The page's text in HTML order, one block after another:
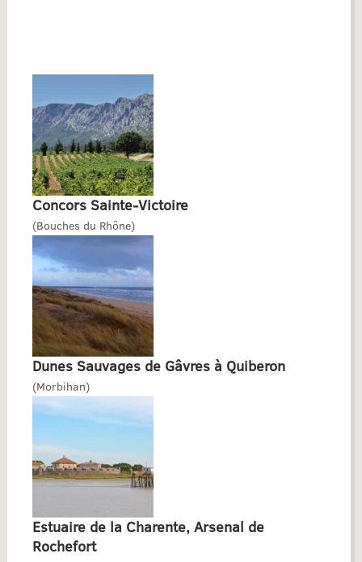
Concors Sainte-Victoire
(Bouches du Rhône)
Dunes Sauvages de Gâvres à Quiberon
(Morbihan)
Estuaire de la Charente, Arsenal de
Rochefort